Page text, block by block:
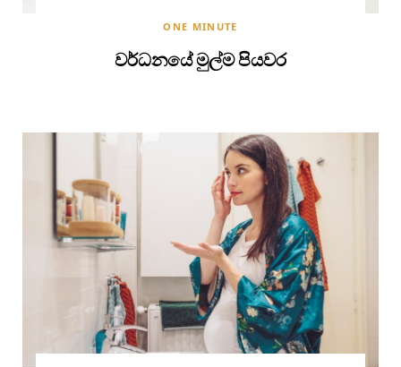
ONE MINUTE
වර්ධනයේ මුල්ම පියවර